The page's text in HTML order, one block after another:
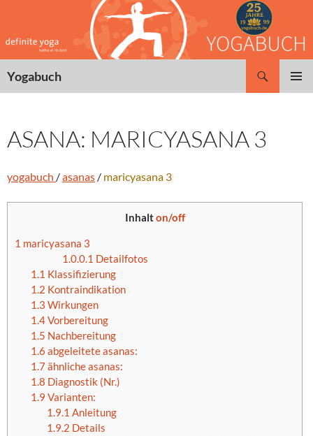
springen
Yogabuch
ASANA: MARICYASANA 3
yogabuch /asanas / maricyasana 3
Inhalton/off
1 maricyasana 3
1.0.0.1 Detailfotos
1.1 Klassifizierung
1.2 Kontraindikation
1.3 Wirkungen
1.4Vorbereitung
1.5 Nachbereitung
1.6 abgeleitete asanas:
1.7ähnliche asanas:
1.8 Diagnostik (Nr.)
1.9 Varianten:
1.9.1 Anleitung
1.9.2 Details